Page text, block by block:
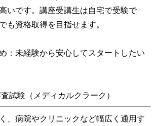
いです。講座受講生は自宅で受験で
も資格取得を目指せます。
：未経験から安心してスタートしたい
試験（メディカルクラーク）
、病院やクリニックなど幅広く通用す